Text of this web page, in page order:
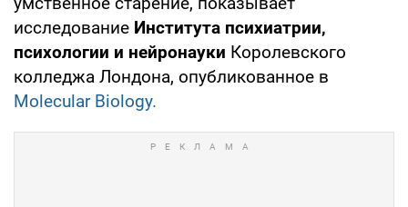
исследование Института психиатрии,
психологии и нейронауки Королевского
колледжа Лондона, опубликованное в
Molecular Biology.